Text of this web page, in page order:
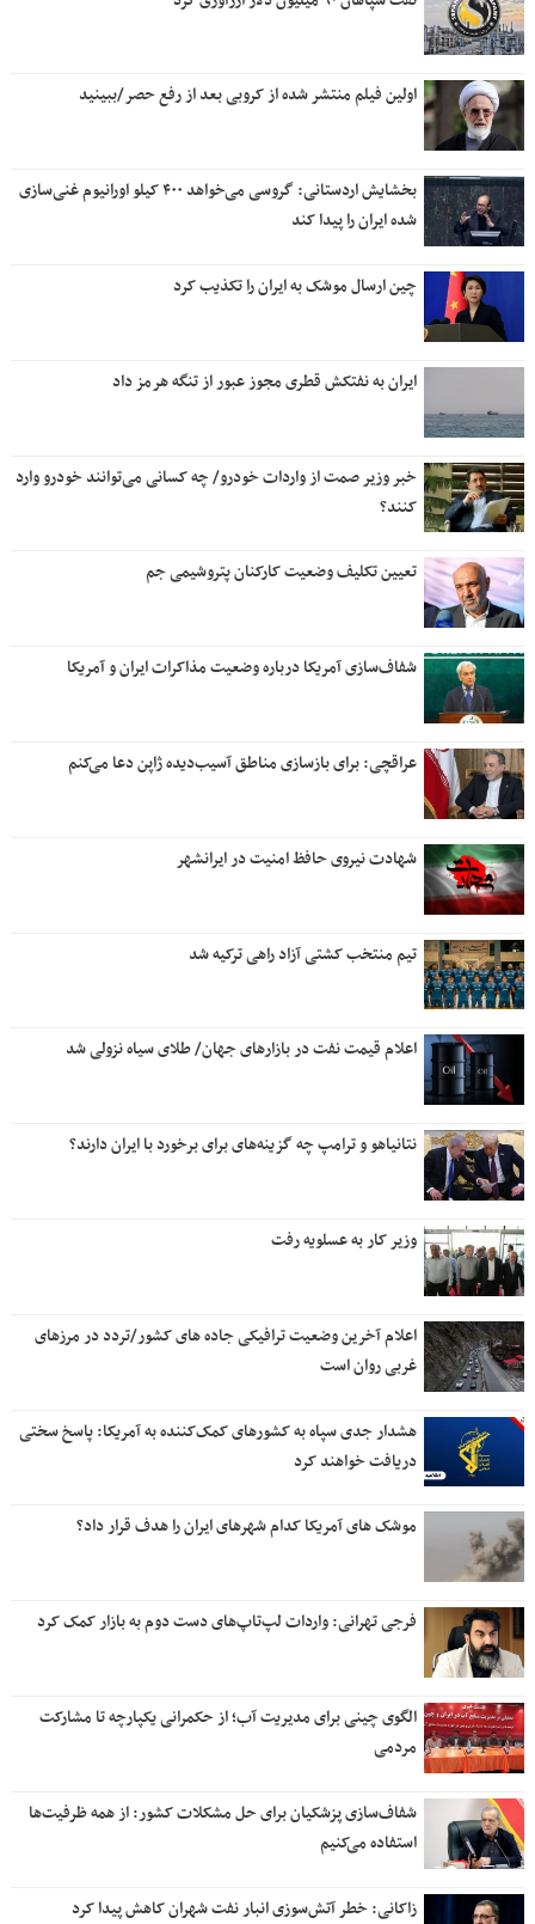
اولین فیلم منتشر شده از کروبی بعد از رفع حصر/ببینید
بخشایش اردستانی: گروسی می‌خواهد ۴۰۰ کیلو اورانیوم غنی‌سازی
شده ایران را پیدا کند
چین ارسال موشک به ایران را تکذیب کرد
ایران به نفتکش قطری مجوز عبور از تنگه هرمز داد
خبر وزیر صمت از واردات خودرو/ چه کسانی می‌توانند خودرو وارد
کنند؟
تعیین تکلیف وضعیت کارکنان پتروشیمی جم
شفاف‌سازی آمریکا درباره وضعیت مذاکرات ایران و آمریکا
عراقچی: برای بازسازی مناطق آسیب‌دیده ژاپن دعا می‌کنم
شهادت نیروی حافظ امنیت در ایرانشهر
تیم منتخب کشتی آزاد راهی ترکیه شد
اعلام قیمت نفت در بازارهای جهان/ طلای سیاه نزولی شد
نتانیاهو و ترامپ چه گزینه‌های برای برخورد با ایران دارند؟
وزیر کار به عسلویه رفت
اعلام آخرین وضعیت ترافیکی جاده های کشور/تردد در مرزهای
غربی روان است
هشدار جدی سپاه به کشورهای کمک‌کننده به آمریکا: پاسخ سختی
دریافت خواهند کرد
موشک های آمریکا کدام شهرهای ایران را هدف قرار داد؟
فرجی تهرانی: واردات لپ‌تاپ‌های دست دوم به بازار کمک کرد
الگوی چینی برای مدیریت آب؛ از حکمرانی یکپارچه تا مشارکت
مردمی
شفاف‌سازی پزشکیان برای حل مشکلات کشور: از همه ظرفیت‌ها
استفاده می‌کنیم
زاکانی: خطر آتش‌سوزی انبار نفت شهران کاهش پیدا کرد